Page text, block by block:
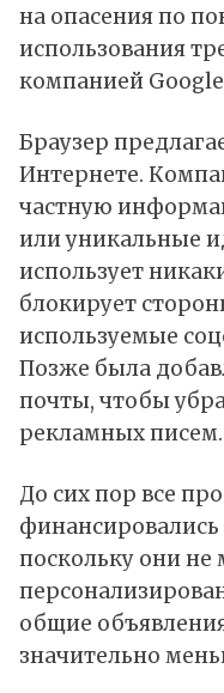
на опасения по
использования
компанией
Браузер
Интернете.
частную
или уникальные
использует
блокирует
используемые
Позже была
почты, чтобы
рекламных писем.
До сих пор все
поскольку они не
общие
значительно